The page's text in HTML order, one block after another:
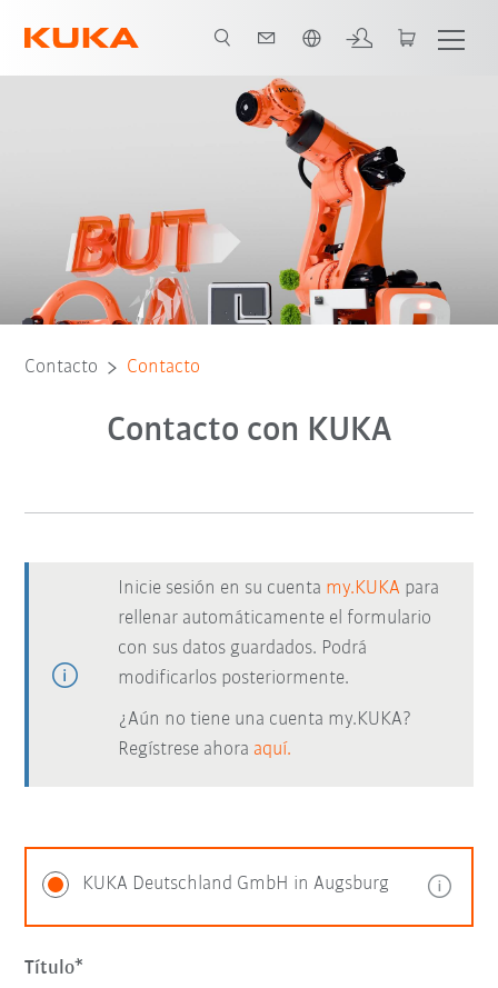
Contacto Contacto
Contacto con KUKA
Inicie sesión en su cuenta my.KUKA para
rellenar automáticamente el formulario
con sus datos guardados. Podrá
modificarlos posteriormente.
¿Aún no tiene una cuenta my.KUKA?
Regístrese ahora aquí.
KUKA Deutschland GmbH in Augsburg
Título